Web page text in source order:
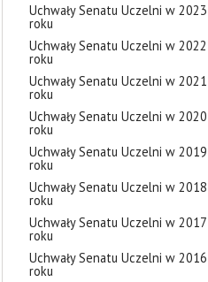
Uchwały Senatu Uczelni w 2023
roku
Uchwały Senatu Uczelni w 2022
roku
Uchwały Senatu Uczelni w 2021
roku
Uchwały Senatu Uczelni w 2020
roku
Uchwały Senatu Uczelni w 2019
roku
Uchwały Senatu Uczelni w 2018
roku
Uchwały Senatu Uczelni w 2017
roku
Uchwały Senatu Uczelni w 2016
roku